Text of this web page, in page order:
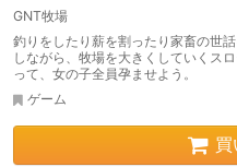
GNT牧場
釣りをしたり薪を割ったり家畜の世
しながら、牧場を大きくしていくス
って、女の子全員孕ませよう。
ゲーム
買